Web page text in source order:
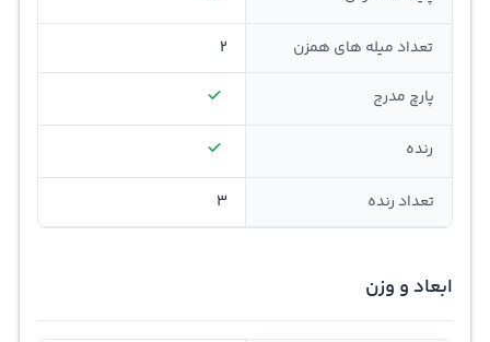
تعداد میله های همزن 2
پارچ مدرج
رنده
تعداد رنده 3
ابعاد و وزن